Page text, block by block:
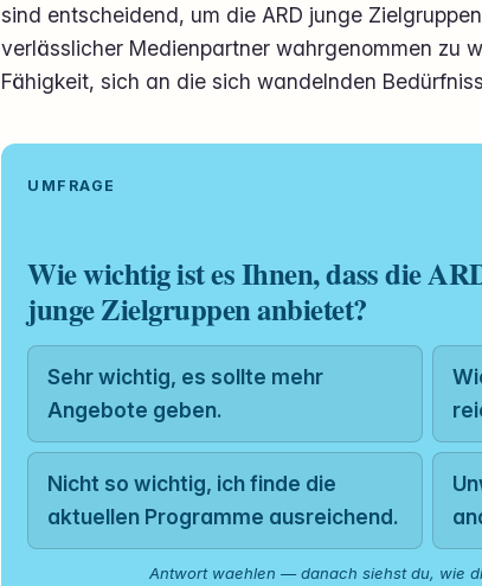
sind entscheidend, um die ARD junge
verlässlicher Medienpartner wahrgenommen zu
Fähigkeit, sich an die sich wandelnden
UMFRAGE
Wie wichtig ist es Ihnen, dass die
junge Zielgruppen anbietet?
Sehr wichtig, es sollte mehr
Angebote geben.
Nicht so wichtig, ich finde die
aktuellen Programme ausreichend.
Antwort waehlen — danach siehst du, wie